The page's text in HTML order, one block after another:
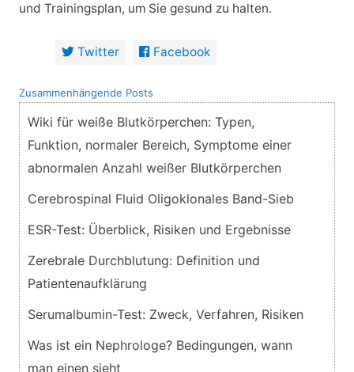
und Trainingsplan, um Sie gesund zu halten.
Twitter Facebook
Zusammenhängende Posts
Wiki für weiße Blutkörperchen: Typen,
Funktion, normaler Bereich, Symptome einer
abnormalen Anzahl weißer Blutkörperchen
Cerebrospinal Fluid Oligoklonales Band-Sieb
ESR-Test: Überblick, Risiken und Ergebnisse
Zerebrale Durchblutung: Definition und
Patientenaufklärung
Serumalbumin-Test: Zweck, Verfahren, Risiken
Was ist ein Nephrologe? Bedingungen, wann
man einen sieht